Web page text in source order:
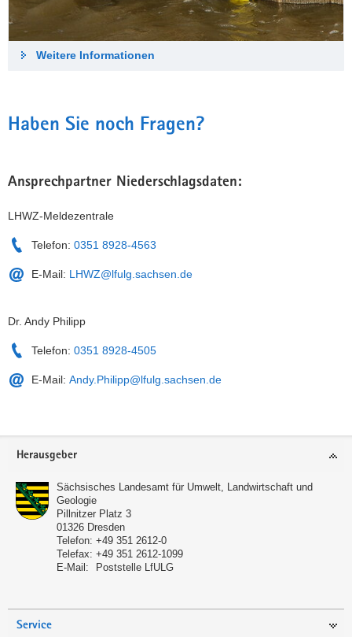
Weitere Informationen
Haben Sie noch Fragen?
Ansprechpartner Niederschlagsdaten:
LHWZ-Meldezentrale
Telefon: 0351 8928-4563
E-Mail: LHWZ@lfulg.sachsen.de
Dr. Andy Philipp
Telefon: 0351 8928-4505
E-Mail: Andy.Philipp@lfulg.sachsen.de
Service
Herausgeber
Sächsisches Landesamt für Umwelt, Landwirtschaft und
Geologie
Pillnitzer Platz 3
01326 Dresden
Telefon: +49 351 2612-0
Telefax: +49 351 2612-1099
E-Mail:
Poststelle LfULG
Service